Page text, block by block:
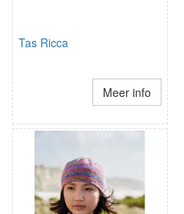
Tas Ricca
Meer info